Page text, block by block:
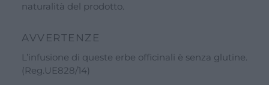
naturalità del prodotto.
AVVERTENZE
L’infusione di queste erbe officinali è senza glutine.
(Reg.UE828/14)